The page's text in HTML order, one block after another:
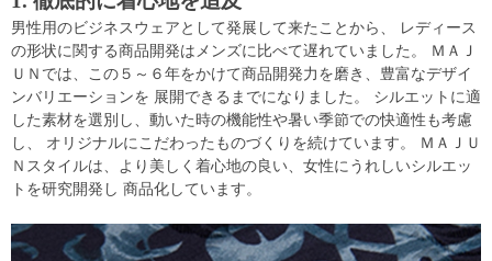
男性用のビジネスウェアとして発展して来たことから、 レディース
の形状に関する商品開発はメンズに比べて遅れていました。 ＭＡＪ
ＵＮでは、この５～６年をかけて商品開発力を磨き、豊富なデザイ
ンバリエーションを 展開できるまでになりました。 シルエットに適
した素材を選別し、動いた時の機能性や暑い季節での快適性も考慮
し、 オリジナルにこだわったものづくりを続けています。 ＭＡＪＵ
Ｎスタイルは、より美しく着心地の良い、女性にうれしいシルエッ
トを研究開発し 商品化しています。